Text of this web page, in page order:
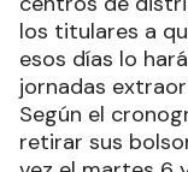
los titulares a
esos días lo
jornadas
Según el
retirar sus